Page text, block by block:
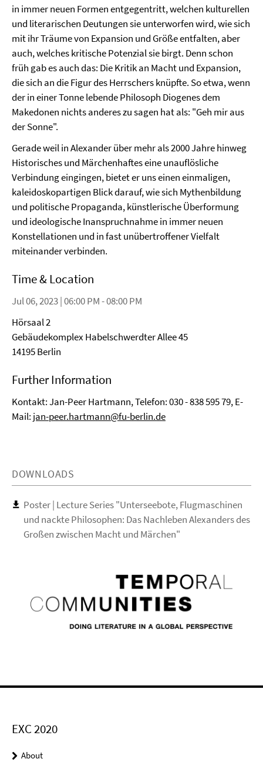
in immer neuen Formen entgegentritt, welchen kulturellen
und literarischen Deutungen sie unterworfen wird, wie sich
mit ihr Träume von Expansion und Größe entfalten, aber
auch, welches kritische Potenzial sie birgt. Denn schon
früh gab es auch das: Die Kritik an Macht und Expansion,
die sich an die Figur des Herrschers knüpfte. So etwa, wenn
der in einer Tonne lebende Philosoph Diogenes dem
Makedonen nichts anderes zu sagen hat als: "Geh mir aus
der Sonne".
Gerade weil in Alexander über mehr als 2000 Jahre hinweg
Historisches und Märchenhaftes eine unauflösliche
Verbindung eingingen, bietet er uns einen einmaligen,
kaleidoskopartigen Blick darauf, wie sich Mythenbildung
und politische Propaganda, künstlerische Überformung
und ideologische Inanspruchnahme in immer neuen
Konstellationen und in fast unübertroffener Vielfalt
miteinander verbinden.
Time & Location
Jul 06, 2023 | 06:00 PM - 08:00 PM
Hörsaal 2
Gebäudekomplex Habelschwerdter Allee 45
14195 Berlin
Further Information
Kontakt: Jan-Peer Hartmann, Telefon: 030 - 838 595 79, E-
Mail: jan-peer.hartmann@fu-berlin.de
DOWNLOADS
Poster | Lecture Series "Unterseebote, Flugmaschinen
und nackte Philosophen: Das Nachleben Alexanders des
Großen zwischen Macht und Märchen"
EXC 2020
About